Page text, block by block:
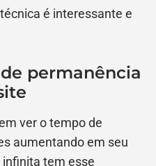
é interessante e
permanência
ver o tempo de
aumentando em seu
infinita tem esse